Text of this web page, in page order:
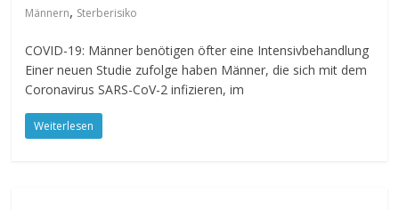
Männern, Sterberisiko
COVID-19: Männer benötigen öfter eine Intensivbehandlung
Einer neuen Studie zufolge haben Männer, die sich mit dem
Coronavirus SARS-CoV-2 infizieren, im
Weiterlesen